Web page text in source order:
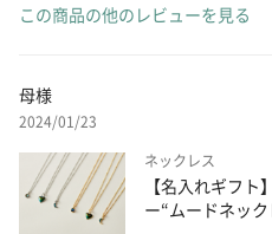
この商品の他のレビューを見る
母様
2024/01/23
ネックレス
【名入れギフ
ー“ムードネック